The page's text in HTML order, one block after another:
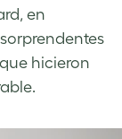
en
hicieron